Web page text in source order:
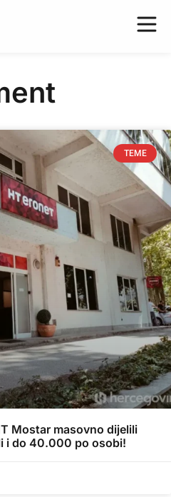
TEME
Mostar masovno dijelili
i do 40.000 po osobi!